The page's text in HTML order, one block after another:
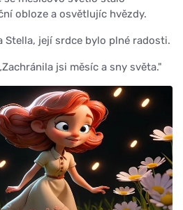
obloze a osvětlujíc hvězdy.
Stella, její srdce bylo plné radosti.
jsi měsíc a sny světa."